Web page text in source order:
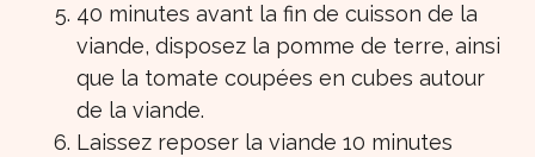
40 minutes avant la fin de cuisson de la
viande, disposez la pomme de terre, ainsi
que la tomate coupées en cubes autour
de la viande.
Laissez reposer la viande 10 minutes